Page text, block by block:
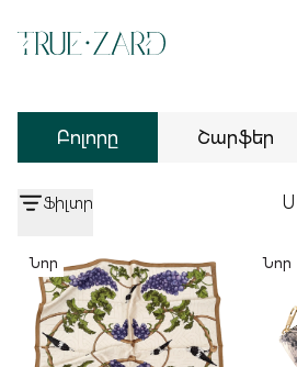
Բոլորը Շարֆեր
Ֆիլտր
Նոր Նոր